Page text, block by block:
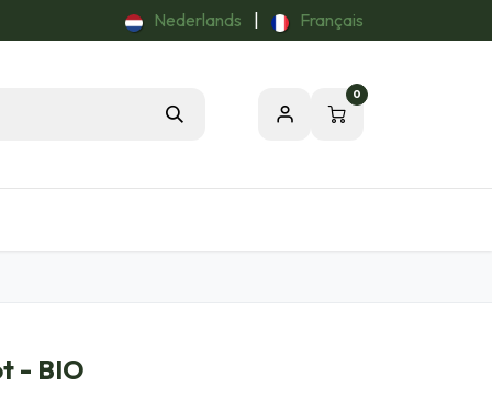
Nederlands Français
0
- BIO